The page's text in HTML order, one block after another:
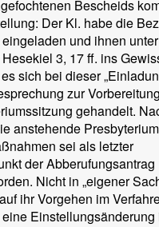
Bescheids
Der Kl. habe die
und ihnen unter
3, 17 ff. ins
sich bei dieser
zur
gehandelt.
anstehende
sei als letzter
der Abberufungsantrag
Nicht in „eigener
ihr Vorgehen im
Einstellungsänderung